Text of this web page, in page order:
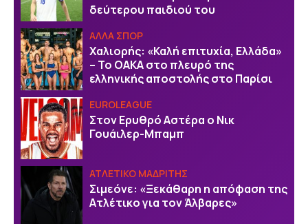
δεύτερου παιδιού του
ΑΛΛΑ ΣΠΟΡ
Χαλιορής: «Καλή επιτυχία, Ελλάδα»
– Το ΟΑΚΑ στο πλευρό της
ελληνικής αποστολής στο Παρίσι
EUROLEAGUE
Στον Ερυθρό Αστέρα ο Νικ
Γουάιλερ-Μπαμπ
ΑΤΛΕΤΙΚΟ ΜΑΔΡΙΤΗΣ
Σιμεόνε: «Ξεκάθαρη η απόφαση της
Ατλέτικο για τον Άλβαρες»